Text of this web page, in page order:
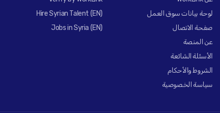
لوحة بيانات سوق العمل
صفحة الاتصال
عن المنصة
الأسئلة الشائعة
الشروط والأحكام
سياسة الخصوصية
Hire Syrian Talent (EN)
Jobs in Syria (EN)